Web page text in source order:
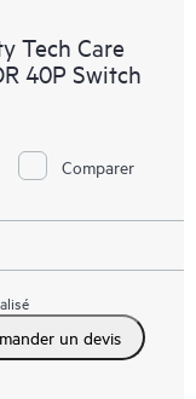
Tech Care
40P Switch
Comparer
un devis